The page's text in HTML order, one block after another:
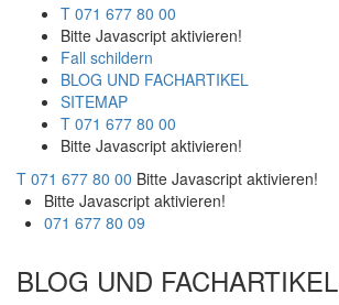
T 071 677 80 00
Bitte Javascript aktivieren!
Fall schildern
BLOG UND FACHARTIKEL
SITEMAP
T 071 677 80 00
Bitte Javascript aktivieren!
T 071 677 80 00 Bitte Javascript aktivieren!
Bitte Javascript aktivieren!
071 677 80 09
BLOG UND FACHARTIKEL